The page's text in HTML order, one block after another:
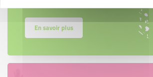
En savoir plus